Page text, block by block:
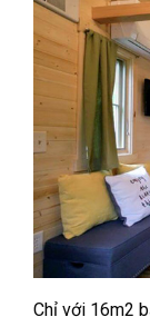
Chỉ với 16m2